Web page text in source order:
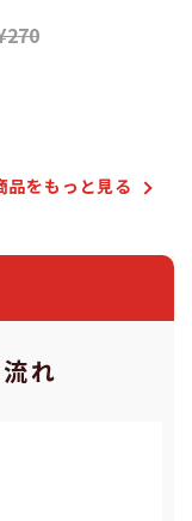
品をもっと⾒る
れ